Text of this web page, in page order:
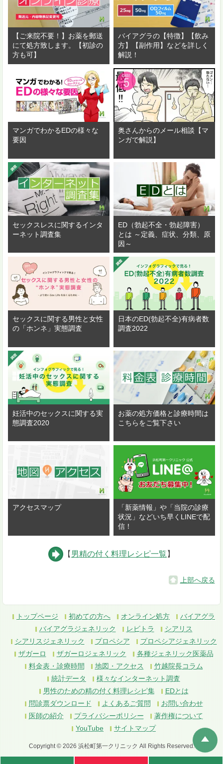
器に 2
と好みでレモン、リーフレタスを盛り付け、
1
のレモンタルタルソースを添える。
【ご来院不要！】お薬を郵送
にて処方致します。【初診の
方も可】
バイアグラの【特徴】【飲み
方】【副作用】などを詳しく
解説！
マンガでわかるEDの様々な
要因
奥さんからのメール相談【マ
ンガで解説】
セックスレスに関するインタ
ーネット調査集
ED（勃起不全・勃起障害）
とは ～定義、症状、分類、原
因～
セックスに関する男性と女性
の「ホンネ」実態調査
日本のED(勃起不全)有病者数
調査2022
妊活中のセックスに関する実
態調査2020
お薬の処方価格と診療時間は
こちらをご覧下さい
アクセスマップ
「新薬情報」や「当院の診療
状況」などいち早くLINEで配
信！
【 男精の付く料理レシピ一覧 】
上部へ戻る
トップページ 初めての方へ オンライン処方
バイアグラ
バイアグラジェネリック
レビトラ
シアリス
シアリスジェネリック
プロペシア
プロペシアジェネリック
ザガーロ
ザガーロジェネリック
各種ジェネリック医薬品
料金表・診療時間
地図・アクセス
竹越院長コラム
統計データ
様々なインターネット調査
男性のための精の付く料理レシピ集
EDとは
問診票ダウンロード
よくあるご質問
お問い合わせ
医師の紹介
プライバシーポリシー
著作権について
YouTube
サイトマップ
Copyright © 2026 浜松町第一クリニック All Rights Reserved.